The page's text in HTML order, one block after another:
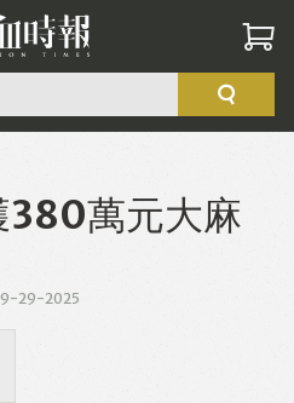
380萬元大麻
29-2025